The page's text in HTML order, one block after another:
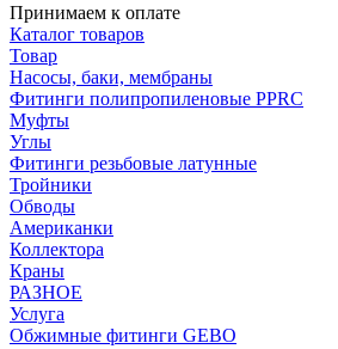
Принимаем к оплате
Каталог товаров
Товар
Насосы, баки, мембраны
Фитинги полипропиленовые PPRC
Муфты
Углы
Фитинги резьбовые латунные
Тройники
Обводы
Американки
Коллектора
Краны
РАЗНОЕ
Услуга
Обжимные фитинги GEBO